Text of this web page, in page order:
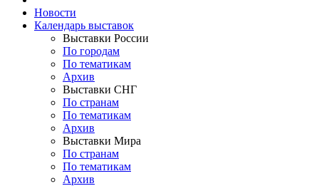
Новости
Календарь выставок
Выставки России
По городам
По тематикам
Архив
Выставки СНГ
По странам
По тематикам
Архив
Выставки Мира
По странам
По тематикам
Архив